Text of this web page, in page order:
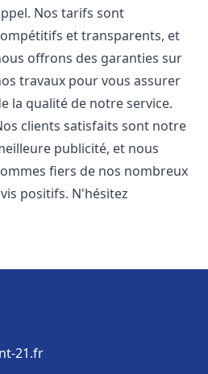
Nos tarifs sont
et transparents, et
offrons des garanties sur
travaux pour vous assurer
la qualité de notre service.
clients satisfaits sont notre
publicité, et nous
fiers de nos nombreux
positifs. N'hésitez
21.fr